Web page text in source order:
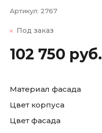
Артикул: 2767
Под заказ
102 750 руб.
Материал фасада
Цвет корпуса
Цвет фасада